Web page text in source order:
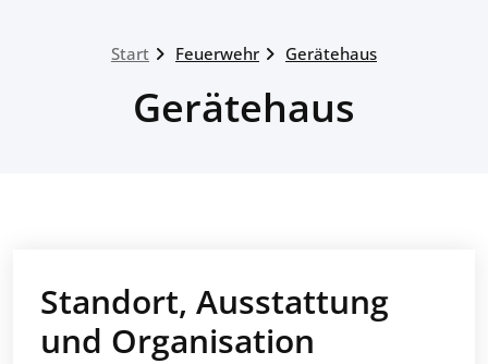
Start Feuerwehr Gerätehaus
Gerätehaus
Standort, Ausstattung
und Organisation